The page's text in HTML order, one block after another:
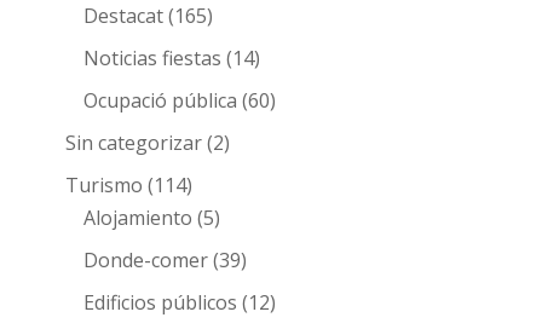
Destacat(165)
Noticias fiestas (14)
Ocupació pública (60)
Sin categorizar(2)
Turismo (114)
Alojamiento (5)
Donde-comer(39)
Edificios públicos (12)